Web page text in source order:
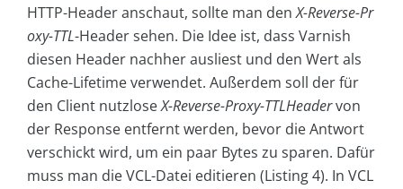
HTTP-Header anschaut, sollte man denX-Reverse-Pr
oxy-TTL-Header sehen. Die Idee ist, dass Varnish
diesen Header nachher ausliest und den Wert als
Cache-Lifetime verwendet. Außerdem soll der für
den Client nutzloseX-Reverse-Proxy-TTLHeadervon
der Response entfernt werden, bevor die Antwort
verschickt wird, um ein paar Bytes zu sparen. Dafür
muss man die VCL-Datei editieren (Listing 4). In VCL